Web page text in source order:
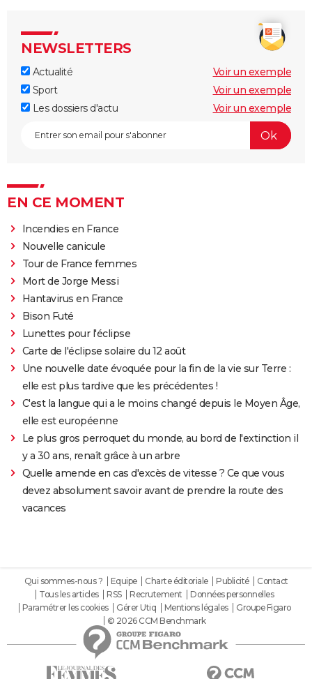
NEWSLETTERS
Actualité
Voir un exemple
Sport
Voir un exemple
Les dossiers d'actu
Voir un exemple
EN CE MOMENT
Incendies en France
Nouvelle canicule
Tour de France femmes
Mort de Jorge Messi
Hantavirus en France
Bison Futé
Lunettes pour l'éclipse
Carte de l'éclipse solaire du 12 août
Une nouvelle date évoquée pour la fin de la vie sur Terre :
elle est plus tardive que les précédentes !
C'est la langue qui a le moins changé depuis le Moyen Âge,
elle est européenne
Le plus gros perroquet du monde, au bord de l'extinction il
y a 30 ans, renaît grâce à un arbre
Quelle amende en cas d'excès de vitesse ? Ce que vous
devez absolument savoir avant de prendre la route des
vacances
Qui sommes-nous ? Equipe Charte éditoriale Publicité
Contact
Tous les articles
RSS Recrutement
Données personnelles
Paramétrer les cookies
Gérer Utiq Mentions légales
Groupe Figaro
© 2026 CCM Benchmark